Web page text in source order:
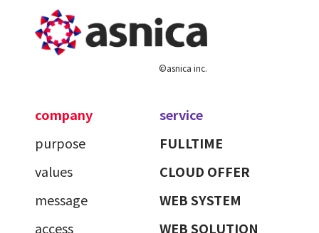
©asnica inc.
company
purpose
values
message
access
service
FULLTIME
CLOUD OFFER
WEB SYSTEM
WEB SOLUTION